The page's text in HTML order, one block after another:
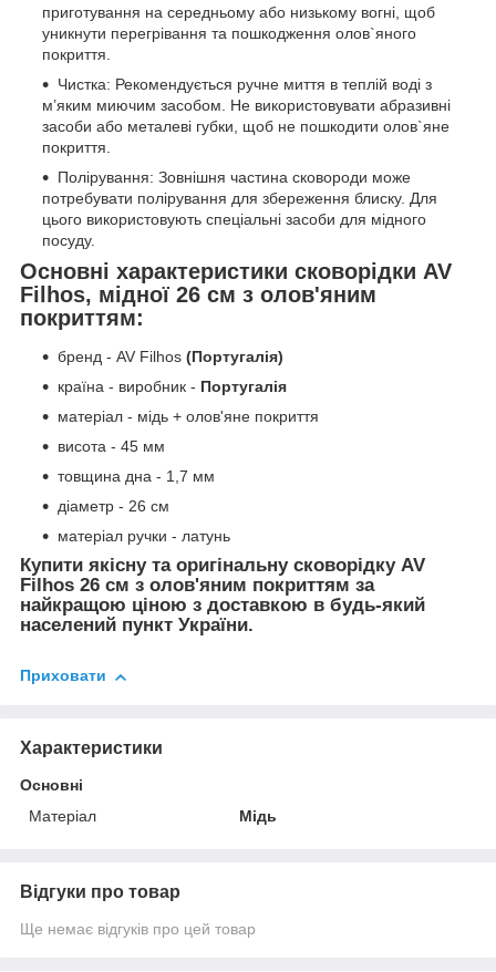
приготування на середньому або низькому вогні, щоб
уникнути перегрівання та пошкодження олов`яного
покриття.
Чистка: Рекомендується ручне миття в теплій воді з
м’яким миючим засобом. Не використовувати абразивні
засоби або металеві губки, щоб не пошкодити олов`яне
покриття.
Полірування: Зовнішня частина сковороди може
потребувати полірування для збереження блиску. Для
цього використовують спеціальні засоби для мідного
посуду.
Основні характеристики сковорідки AV
Filhos, мідної 26 см з олов'яним
покриттям:
бренд - AV Filhos (Португалія)
країна - виробник - Португалія
матеріал - мідь + олов'яне покриття
висота - 45 мм
товщина дна - 1,7 мм
діаметр - 26 см
матеріал ручки - латунь
Купити якісну та оригінальну сковорідку AV
Filhos 26 см з олов'яним покриттям за
найкращою ціною з доставкою в будь-який
населений пункт України.
Приховати
Характеристики
Основні
Матеріал
Мідь
Відгуки про товар
Ще немає відгуків про цей товар